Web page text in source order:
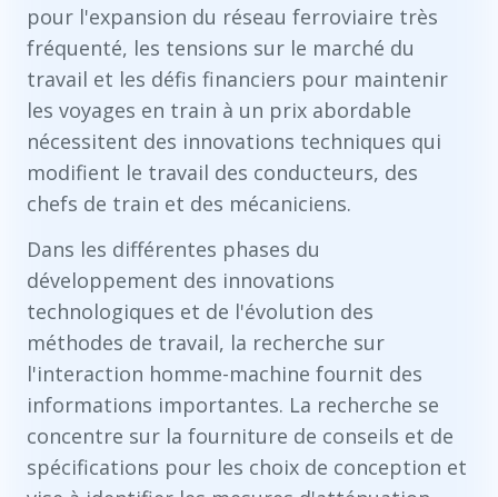
pour l'expansion du réseau ferroviaire très
fréquenté, les tensions sur le marché du
travail et les défis financiers pour maintenir
les voyages en train à un prix abordable
nécessitent des innovations techniques qui
modifient le travail des conducteurs, des
chefs de train et des mécaniciens.
Dans les différentes phases du
développement des innovations
technologiques et de l'évolution des
méthodes de travail, la recherche sur
l'interaction homme-machine fournit des
informations importantes. La recherche se
concentre sur la fourniture de conseils et de
spécifications pour les choix de conception et